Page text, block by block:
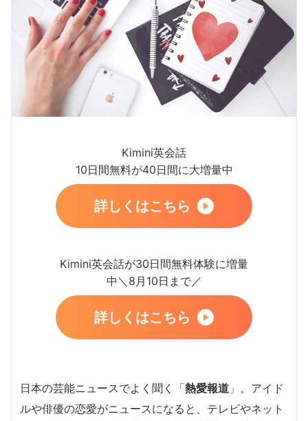
Kimini英会話
10日間無料が40日間に大増量中
詳しくはこちら
Kimini英会話が30日間無料体験に増量
中＼8月10日まで／
詳しくはこちら
日本の芸能ニュースでよく聞く「熱愛報道 」。アイド
ルや俳優の恋愛がニュースになると、テレビやネット